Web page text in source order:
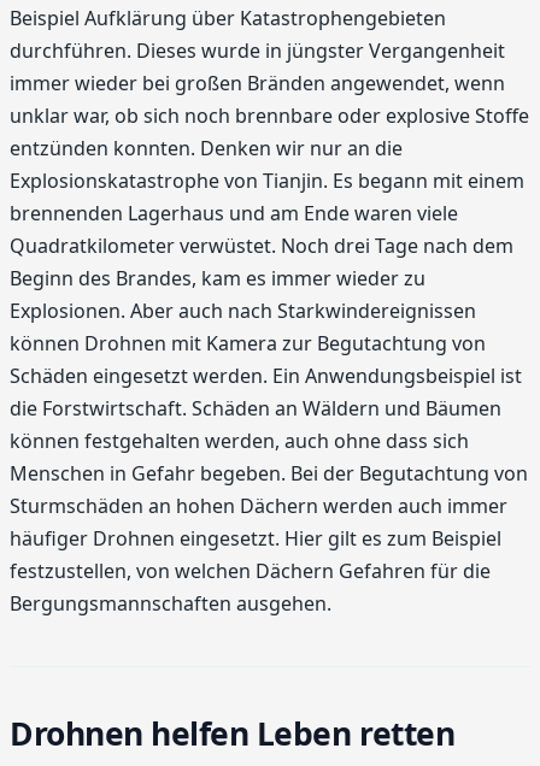
Beispiel Aufklärung über Katastrophengebieten
durchführen. Dieses wurde in jüngster Vergangenheit
immer wieder bei großen Bränden angewendet, wenn
unklar war, ob sich noch brennbare oder explosive Stoffe
entzünden konnten. Denken wir nur an die
Explosionskatastrophe von Tianjin. Es begann mit einem
brennenden Lagerhaus und am Ende waren viele
Quadratkilometer verwüstet. Noch drei Tage nach dem
Beginn des Brandes, kam es immer wieder zu
Explosionen. Aber auch nach Starkwindereignissen
können Drohnen mit Kamera zur Begutachtung von
Schäden eingesetzt werden. Ein Anwendungsbeispiel ist
die Forstwirtschaft. Schäden an Wäldern und Bäumen
können festgehalten werden, auch ohne dass sich
Menschen in Gefahr begeben. Bei der Begutachtung von
Sturmschäden an hohen Dächern werden auch immer
häufiger Drohnen eingesetzt. Hier gilt es zum Beispiel
festzustellen, von welchen Dächern Gefahren für die
Bergungsmannschaften ausgehen.
Drohnen helfen Leben retten